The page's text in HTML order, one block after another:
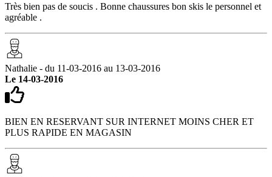
Très bien pas de soucis . Bonne chaussures bon skis le personnel et
agréable .
Nathalie - du 11-03-2016 au 13-03-2016
Le 14-03-2016
BIEN EN RESERVANT SUR INTERNET MOINS CHER ET
PLUS RAPIDE EN MAGASIN